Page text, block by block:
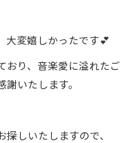
大変嬉しかったです💕
おり、音楽愛に溢れたご
いたします。
しいたしますので、